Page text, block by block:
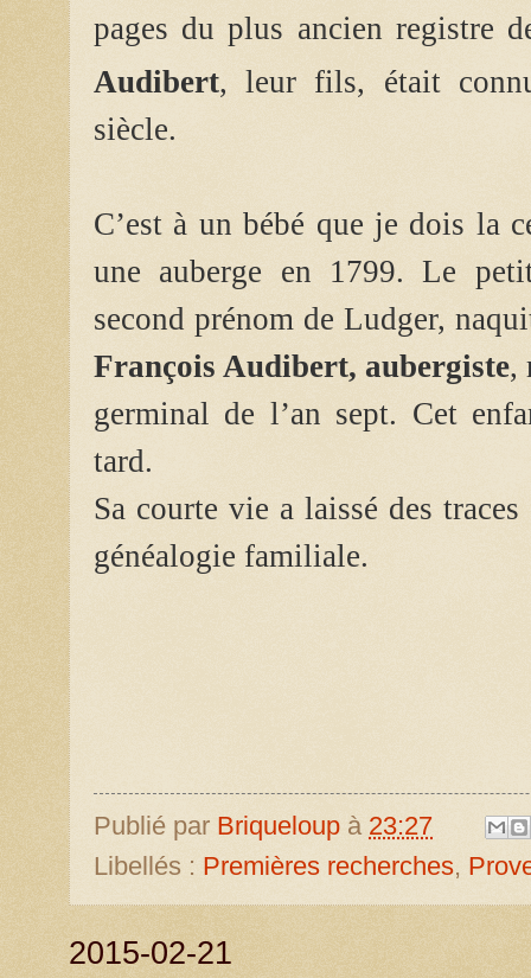
pages du plus ancien registre
Audibert, leur fils, était
siècle.
C’est à un bébé que je dois la
une auberge en 1799. Le
second prénom de Ludger,
François Audibert, aubergiste,
germinal de l’an sept. Cet
tard.
Sa courte vie a laissé des
généalogie familiale.
Publié par Briqueloup à 23:27
Libellés : Premières recherches,
2015-02-21